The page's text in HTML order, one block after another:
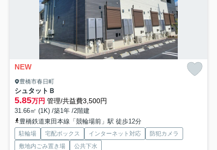
NEW
豊橋市春日町
シュタットＢ
5.85万円 管理/共益費3,500円
31.66㎡ (1K) /築1年 /2階建
豊橋鉄道東田本線「競輪場前」駅 徒歩12分
駐輪場 宅配ボックス インターネット対応
防犯カメラ
敷地内ごみ置き場
公共下水